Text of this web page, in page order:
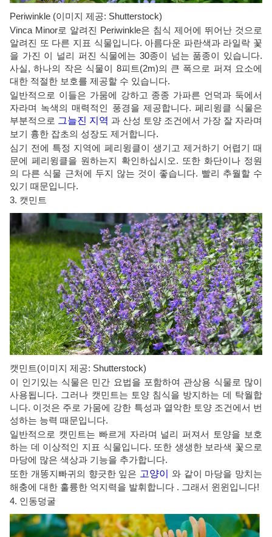
Periwinkle (이미지 제공: Shutterstock)
Vinca Minor로 알려진 Periwinkle은 침식 제어에 뛰어난 것으로
알려진 또 다른 지표 식물입니다. 아름다운 파란색과 라일락 꽃
을 가진 이 널리 퍼진 식물에는 30종이 넘는 품종이 있습니다.
사실, 하나의 작은 식물이 8피트(2m)의 큰 폭으로 퍼져 요소에
대한 적절한 보호를 제공할 수 있습니다.
일반적으로 이들은 가뭄에 강하고 종종 가파른 언덕과 둑에서
자라며 녹색의 매력적인 풍경을 제공합니다. 페리윙클 식물은
부분적으로 그늘진 지역 과 산성 토양 조건에서 가장 잘 자라며
보기 흉한 잡초의 성장도 제거합니다.
심기 전에 특정 지역에 페리윙클이 생기고 제거하기 어렵기 때
문에 페리윙클을 원하는지 확인하십시오. 또한 화단이나 정원
의 다른 식물 근처에 두지 않는 것이 좋습니다. 빨리 추월할 수
있기 때문입니다.
3. 캣민트
캣민트(이미지 제공: Shutterstock)
이 인기있는 식물은 민간 요법을 포함하여 관상용 식물로 많이
사용됩니다. 그러나 캣민트는 토양 침식을 방지하는 데 탁월합
니다. 이것은 주로 가뭄에 강한 특성과 열악한 토양 조건에서 번
성하는 능력 때문입니다.
일반적으로 캣민트는 빠르게 자라며 널리 퍼져서 토양을 보호
하는 데 이상적인 지표 식물입니다. 또한 생생한 보라색 꽃으로
마당에 많은 색상과 기능을 추가합니다.
또한 개똥지빠귀의 향긋한 잎은 고양이
와 같이 마당을 망치는
해충에 대한 훌륭한 억지력을 발휘합니다 . 그래서 윈윈입니다!
4. 인동덩굴